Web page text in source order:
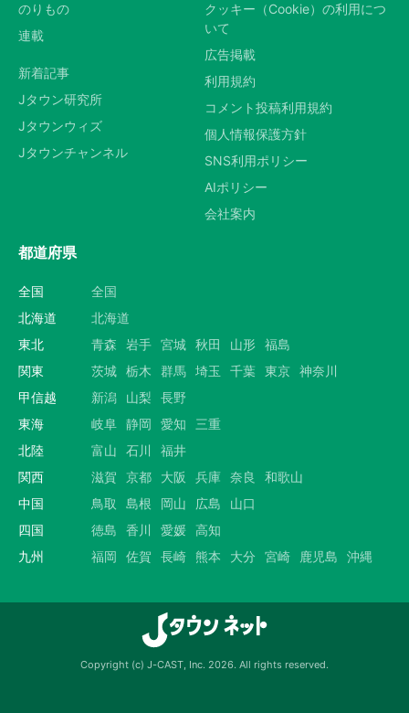
のりもの
連載
新着記事
Jタウン研究所
Jタウンウィズ
Jタウンチャンネル
クッキー（Cookie）の利用につ
いて
広告掲載
利用規約
コメント投稿利用規約
個人情報保護方針
SNS利用ポリシー
AIポリシー
会社案内
都道府県
全国
全国
北海道
北海道
東北
青森 岩手 宮城 秋田 山形 福島
関東
茨城 栃木 群馬 埼玉 千葉 東京 神奈川
甲信越
新潟 山梨
長野
東海
岐阜 静岡 愛知
三重
北陸
富山 石川
福井
関西
滋賀 京都 大阪 兵庫 奈良
和歌山
中国
鳥取 島根 岡山 広島
山口
四国
徳島 香川 愛媛 高知
九州
福岡 佐賀 長崎 熊本 大分 宮崎 鹿児島 沖縄
Copyright (c) J-CAST, Inc. 2026. All rights reserved.